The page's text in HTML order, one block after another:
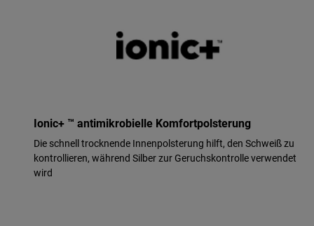
Ionic+ ™ antimikrobielle Komfortpolsterung
Die schnell trocknende Innenpolsterung hilft, den Schweiß zu
kontrollieren, während Silber zur Geruchskontrolle verwendet
wird